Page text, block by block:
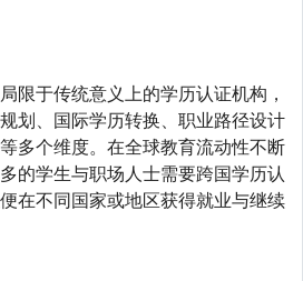
限于传统意义上的学历认证机构，
划、国际学历转换、职业路径设计
多个维度。在全球教育流动性不断
的学生与职场人士需要跨国学历认
在不同国家或地区获得就业与继续